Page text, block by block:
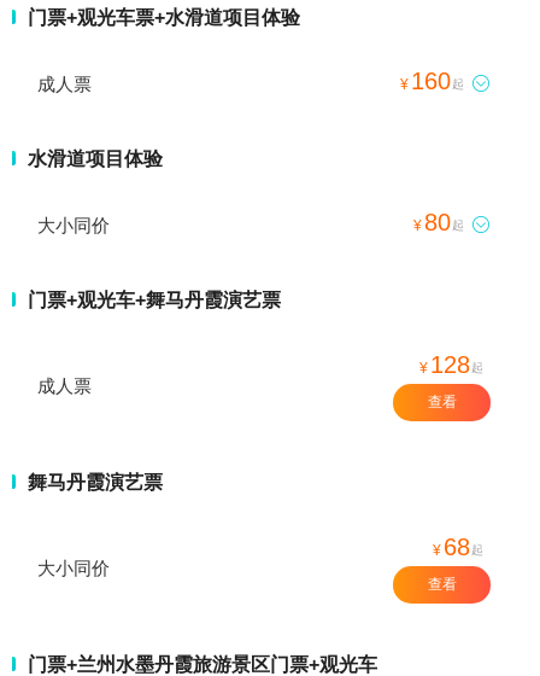
门票+观光车票+水滑道项目体验
成人票 ¥ 160起 
水滑道项目体验
大小同价 ¥ 80起 
门票+观光车+舞马丹霞演艺票
成人票
¥ 128起
查看
舞马丹霞演艺票
大小同价
¥ 68起
查看
门票+兰州水墨丹霞旅游景区门票+观光车